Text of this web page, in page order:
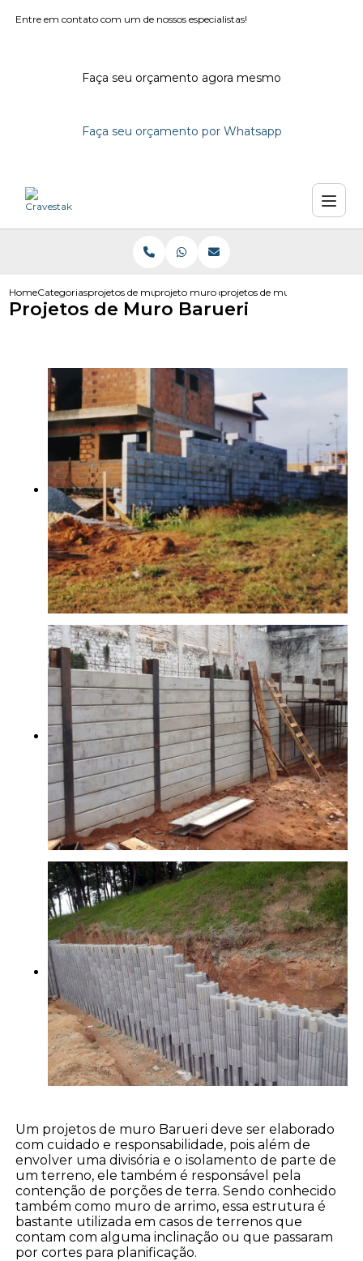
Entre em contato com um de nossos especialistas!
Faça seu orçamento agora mesmo
Faça seu orçamento por Whatsapp
HomeCategoriasprojetos de muroprojeto muro de contencao
projetos de muro barueri
Projetos de Muro Barueri
Um projetos de muro Barueri deve ser elaborado
com cuidado e responsabilidade, pois além de
envolver uma divisória e o isolamento de parte de
um terreno, ele também é responsável pela
contenção de porções de terra. Sendo conhecido
também como muro de arrimo, essa estrutura é
bastante utilizada em casos de terrenos que
contam com alguma inclinação ou que passaram
por cortes para planificação.